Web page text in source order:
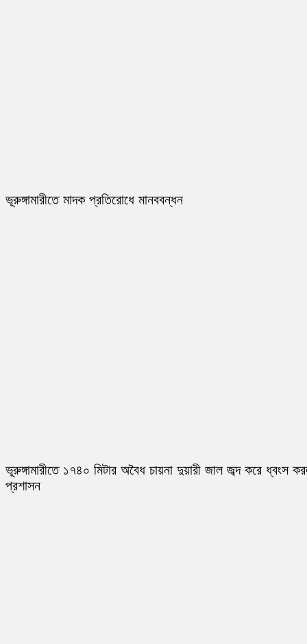
ভূরুঙ্গামারীতে মাদক প্রতিরোধে মানববন্ধন
ভূরুঙ্গামারীতে ১৭৪০ মিটার অবৈধ চায়না দুয়ারী জাল জব্দ করে ধ্বংস
প্রশাসন